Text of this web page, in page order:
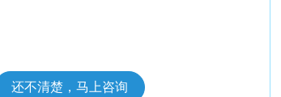
还不清楚，马上咨询